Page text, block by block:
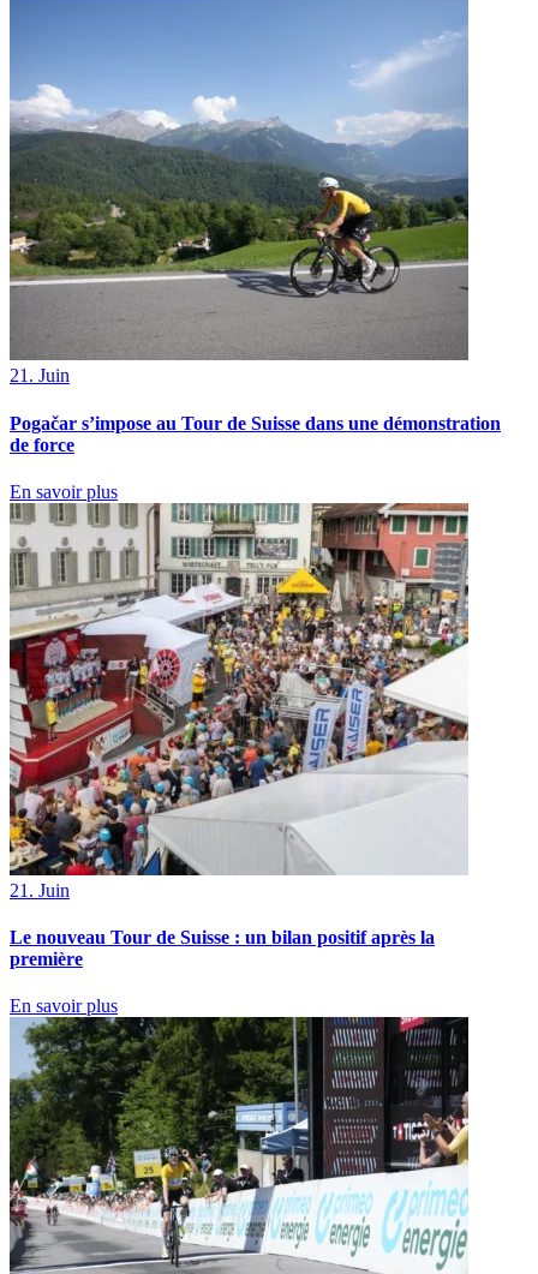
21. Juin
Pogačar s’impose au Tour de Suisse dans une démonstration
de force
En savoir plus
21. Juin
Le nouveau Tour de Suisse : un bilan positif après la
première
En savoir plus